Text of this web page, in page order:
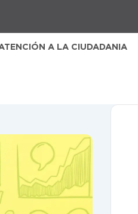
A LA CIUDADANIA